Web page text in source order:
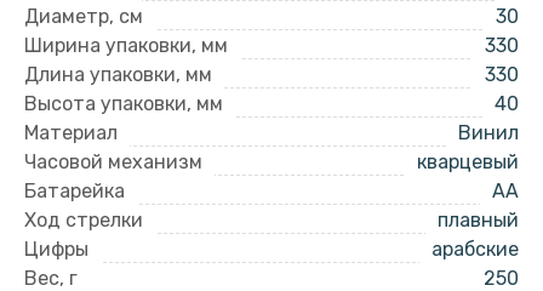
Диаметр, см
30
Ширина упаковки, мм
330
Длина упаковки, мм
330
Высота упаковки, мм
40
Материал
Винил
Часовой механизм
кварцевый
Батарейка
AA
Ход стрелки
плавный
Цифры
арабские
Вес, г
250